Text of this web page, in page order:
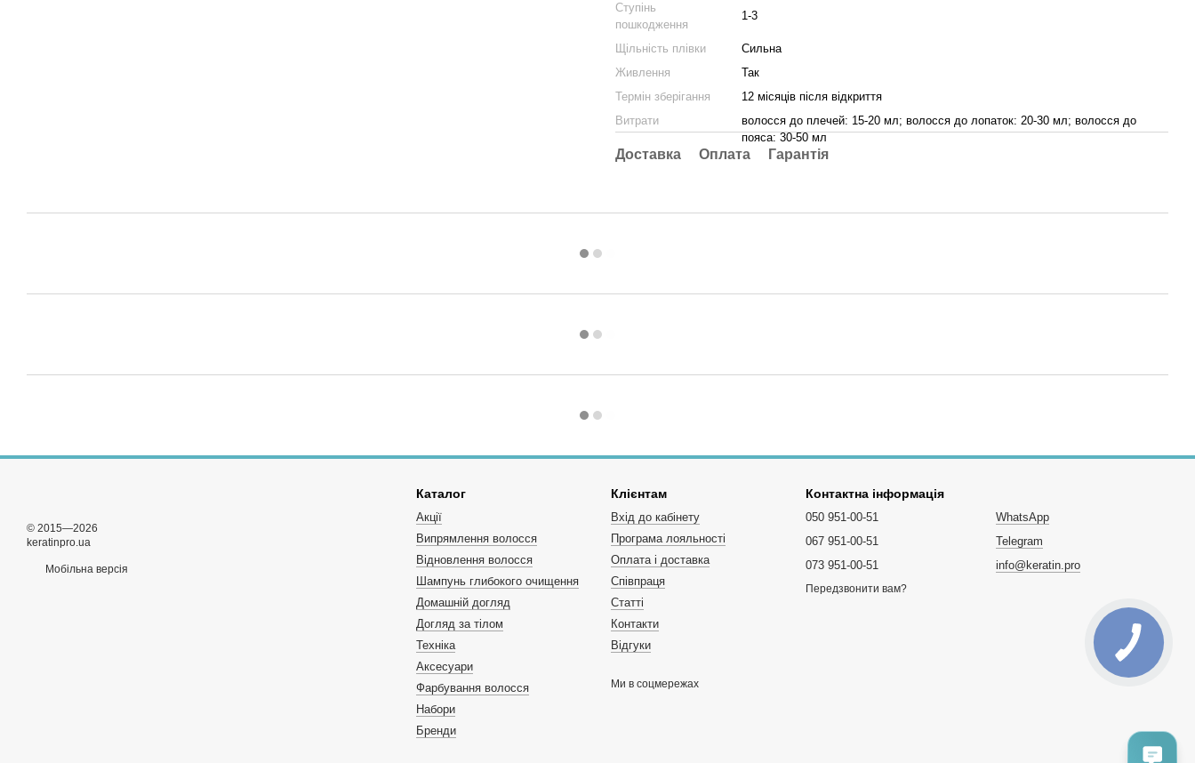
Ступінь
пошкодження
1-3
Щільність плівки
Сильна
Живлення
Так
Термін зберігання
12 місяців після відкриття
Витрати
волосся до плечей: 15-20 мл; волосся до лопаток: 20-30 мл; волосся до
пояса: 30-50 мл
Доставка Оплата Гарантія
© 2015—2026
keratinpro.ua
Мобільна версія
Каталог
Акції
Випрямлення волосся
Відновлення волосся
Шампунь глибокого очищення
Домашній догляд
Догляд за тілом
Техніка
Аксесуари
Фарбування волосся
Набори
Бренди
Клієнтам
Вхід до кабінету
Програма лояльності
Оплата і доставка
Співпраця
Статті
Контакти
Відгуки
Ми в соцмережах
Контактна інформація
050 951-00-51
067 951-00-51
073 951-00-51
Передзвонити вам?
WhatsApp
Telegram
info@keratin.pro